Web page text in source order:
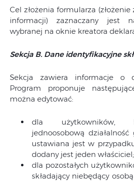
Cel złożenia formularza
informacji) zaznaczany jest
wybranej na oknie kreatora
Sekcja B. Dane identyfikacyjne
Sekcja zawiera informacje o
Program proponuje
można edytować:
dla użytkowników,
jednoosobową
ustawiana jest w
dodany jest jeden właściciel;
dla pozostałych
składający niebędący